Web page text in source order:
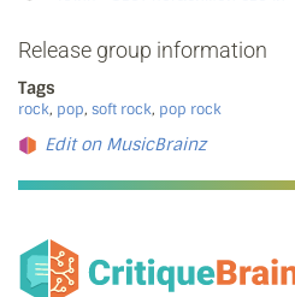
Release group information
Tags
rock, pop, soft rock, pop rock
Edit on MusicBrainz